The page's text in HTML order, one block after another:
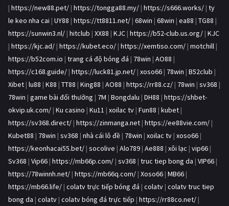
| https://new88.pet/ | https://tongga88.my/ | https://s666.works/ | ty
le keo nha cai | UY88 | https://tt8811.net/ | 68win | 68win | ea88 | TG88 |
https://sunwin3.nl/ | hitclub | XX88 | KJC | https://b52-club.us.org/ | KJC
| https://kjc.ad/ | https://kubet.eco/ | https://xemtiso.com/ | motchill |
https://b52com.io | trang cá độ bóng đá | 78win | AO88 |
https://c168.guide/ | https://luck81.jp.net/ | xoso66 | 78win | B52club |
Xibet | lu88 | K88 | TT88 | King88 | AO88 | https://rr88.cz/ | 78win | sv368 |
78win | game bài đổi thưởng | 7M | Bongdalu | DH88 | https://shbet-
okvip.uk.com/ | Ku casino | Ku11 | xoilac tv | Fun88 | kubet |
https://sv368.direct/ | https://zinmanga.net | https://ee88vie.com/ |
Kubet88 | 78win | sv368 | nhà cái lô đề | 78win | xoilac tv | xoso66 |
https://keonhacai55.bet/ | socolive | Alo789 | Ae888 | xôi lạc | vip66 |
Sv368 | Vip66 | https://mb66p.com/ | sv368 | truc tiep bong da | VIP66 |
https://78winnh.net/ | https://mb66q.com/ | Xoso66 | MB66 |
https://mb66.life/ | colatv trực tiếp bóng đá | colatv | colatv truc tiep
bong da | colatv | colatv bóng đá trực tiếp | https://rr88co.net/ |